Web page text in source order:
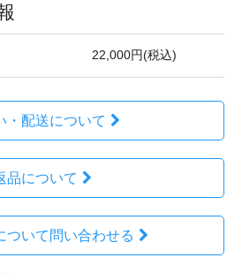
22,000円(税込)
・配送について
品について
ついて問い合わせる